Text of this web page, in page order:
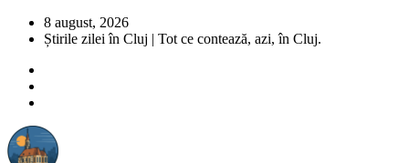
8 august, 2026
Știrile zilei în Cluj | Tot ce contează, azi, în Cluj.